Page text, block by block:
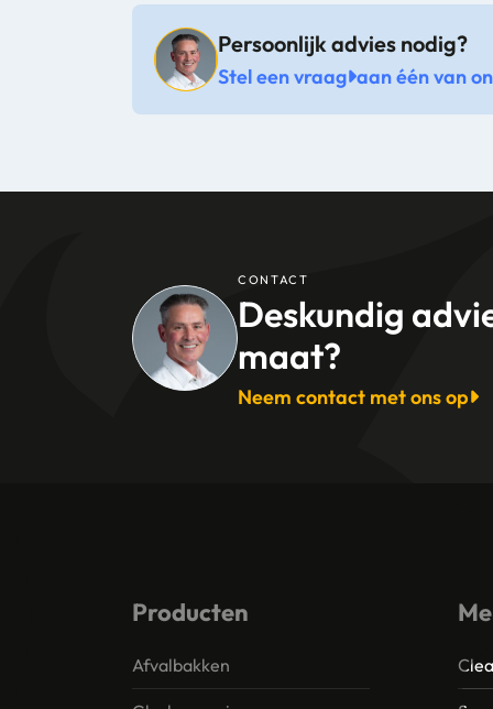
Persoonlijk advies nodig?
Stel een vraag aan één van
CONTACT
Deskundig
maat?
Neem contact met ons op
Producten
Afvalbakken